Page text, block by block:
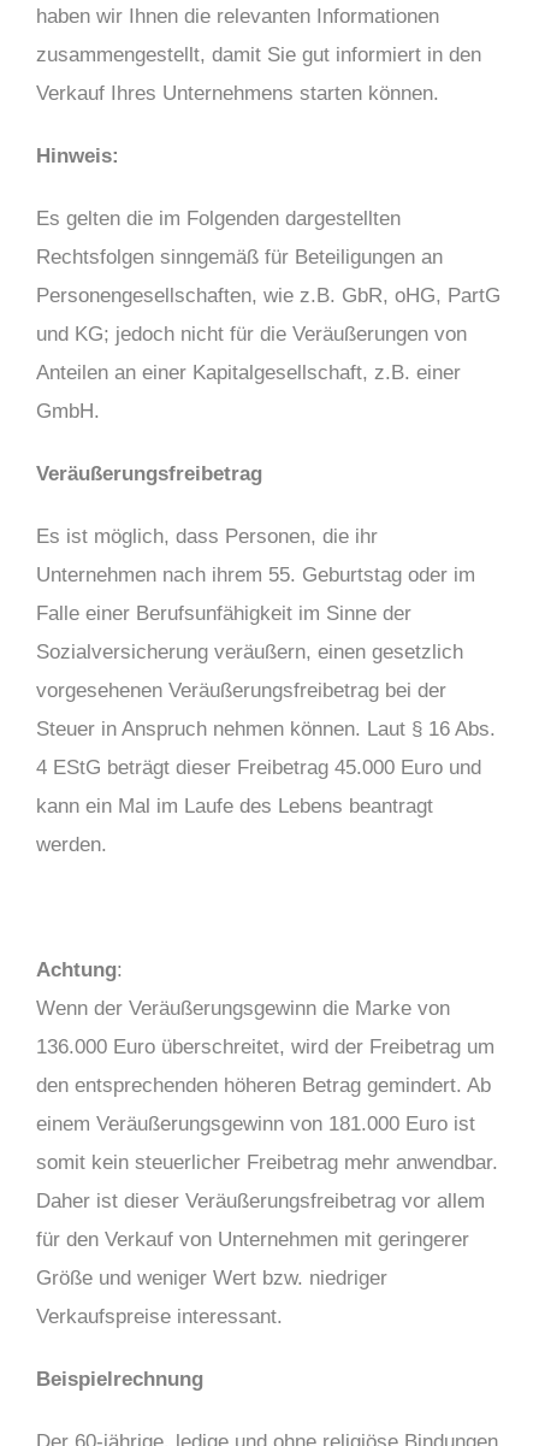
haben wir Ihnen die relevanten Informationen
zusammengestellt, damit Sie gut informiert in den
Verkauf Ihres Unternehmens starten können.
Hinweis:
Es gelten die im Folgenden dargestellten
Rechtsfolgen sinngemäß für Beteiligungen an
Personengesellschaften, wie z.B. GbR, oHG, PartG
und KG; jedoch nicht für die Veräußerungen von
Anteilen an einer Kapitalgesellschaft, z.B. einer
GmbH.
Veräußerungsfreibetrag
Es ist möglich, dass Personen, die ihr
Unternehmen nach ihrem 55. Geburtstag oder im
Falle einer Berufsunfähigkeit im Sinne der
Sozialversicherung veräußern, einen gesetzlich
vorgesehenen Veräußerungsfreibetrag bei der
Steuer in Anspruch nehmen können. Laut § 16 Abs.
4 EStG beträgt dieser Freibetrag 45.000 Euro und
kann ein Mal im Laufe des Lebens beantragt
werden.
Achtung:
Wenn der Veräußerungsgewinn die Marke von
136.000 Euro überschreitet, wird der Freibetrag um
den entsprechenden höheren Betrag gemindert. Ab
einem Veräußerungsgewinn von 181.000 Euro ist
somit kein steuerlicher Freibetrag mehr anwendbar.
Daher ist dieser Veräußerungsfreibetrag vor allem
für den Verkauf von Unternehmen mit geringerer
Größe und weniger Wert bzw. niedriger
Verkaufspreise interessant.
Beispielrechnung